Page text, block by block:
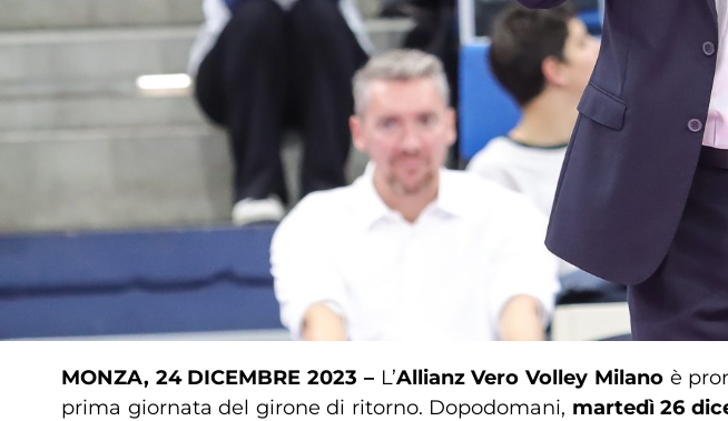
MONZA, 24 DICEMBRE 2023 – L’Allianz Vero Volley Milanoè
prima giornata del girone di ritorno. Dopodomani, martedì 26